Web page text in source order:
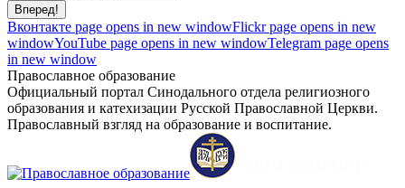
Вконтакте page opens in new windowFlickr page opens in new
windowYouTube page opens in new windowTelegram page opens
in new window
Православное образование
Официальный портал Синодального отдела религиозного
образования и катехизации Русской Православной Церкви.
Православный взгляд на образование и воспитание.